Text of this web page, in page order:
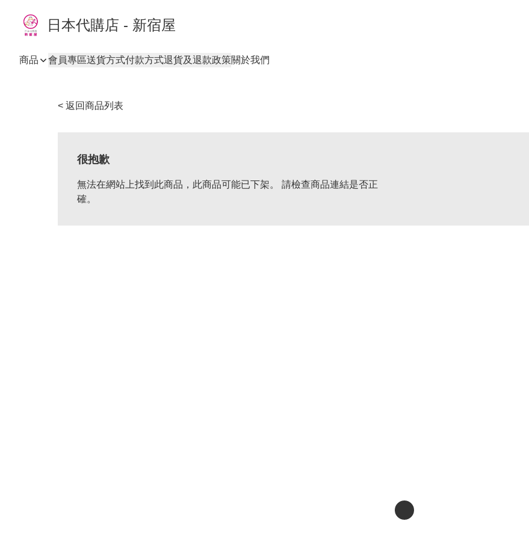
日本代購店 - 新宿屋
商品 會員專區送貨方式付款方式退貨及退款政策關於我們
< 返回商品列表
很抱歉
無法在網站上找到此商品，此商品可能已下架。 請檢查商品連結是否正
確。